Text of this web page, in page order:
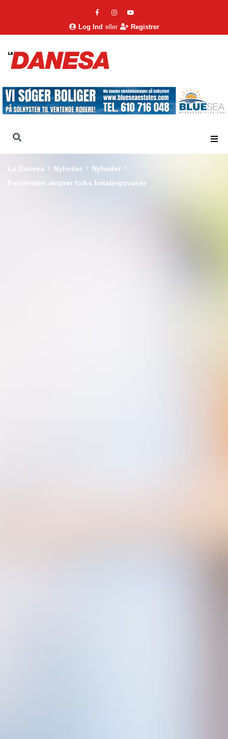
Log Ind eller Registrer
La Danesa Nyheder
Nyheder
Pandemien ændrer folks betalingsvaner